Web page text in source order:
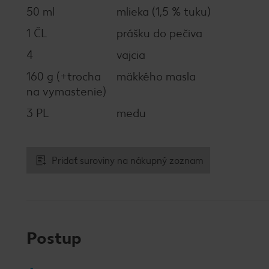
50 ml
mlieka (1,5 % tuku)
1 ČL
prášku do pečiva
4
vajcia
160 g (+trocha
na vymastenie)
mäkkého masla
3 PL medu
Pridať suroviny na nákupný zoznam
Postup